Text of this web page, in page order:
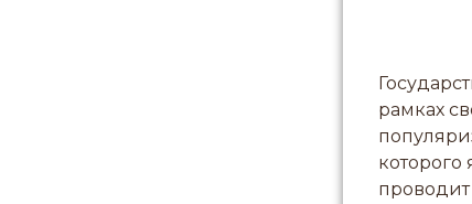
рамках
которого